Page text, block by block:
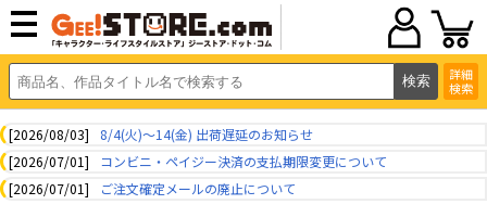
詳細
検索
[2026/08/03]
8/4(火)～14(金) 出荷遅延のお知らせ
[2026/07/01]
コンビニ・ペイジー決済の支払期限変更について
[2026/07/01]
ご注文確定メールの廃止について